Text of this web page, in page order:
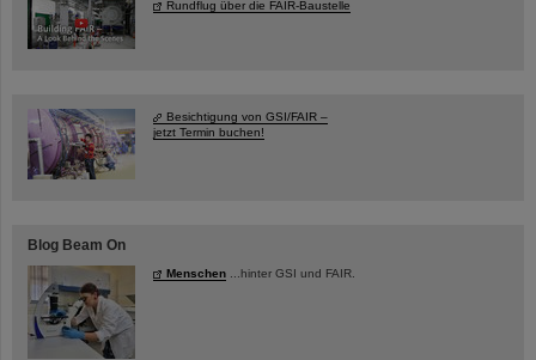
Rundflug über die FAIR-Baustelle
Besichtigung von GSI/FAIR –
jetzt Termin buchen!
Blog Beam On
Menschen ...hinter GSI und FAIR.